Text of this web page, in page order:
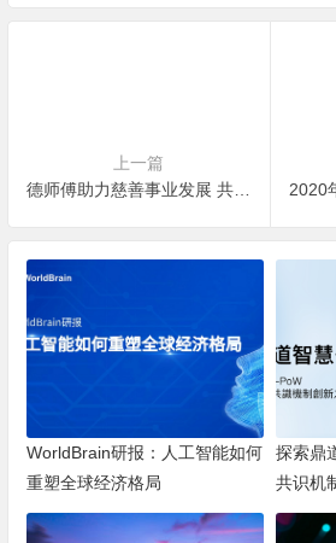
上一篇
德师傅助力慈善事业发展 共同携手抗疫
WorldBrain研报：人工智能如何
重塑全球经济格局
探索鼎
共识机